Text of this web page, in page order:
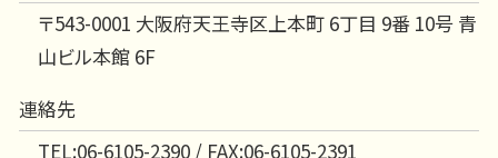
〒543-0001 大阪府天王寺区上本町 6丁目 9番 10号 青
山ビル本館 6F
連絡先
TEL:06-6105-2390 / FAX:06-6105-2391